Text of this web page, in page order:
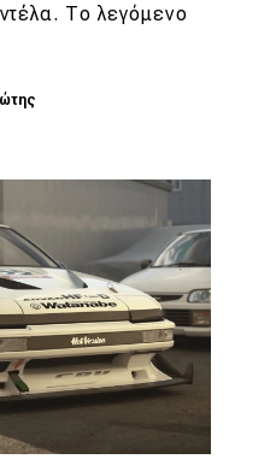
Το λεγόμενο